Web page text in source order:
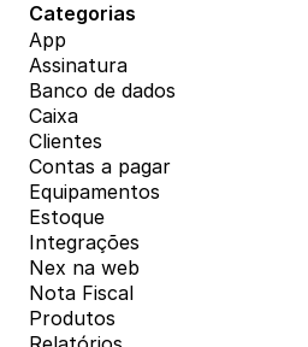
Categorias
App
Assinatura
Banco de dados
Caixa
Clientes
Contas a pagar
Equipamentos
Estoque
Integrações
Nex na web
Nota Fiscal
Produtos